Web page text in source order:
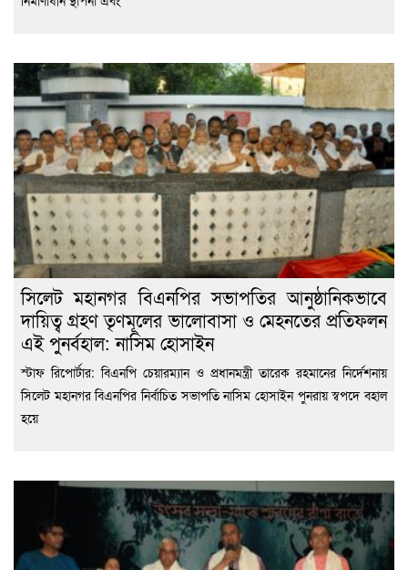
সিলেট মহানগর বিএনপির সভাপতির আনুষ্ঠানিকভাবে
দায়িত্ব গ্রহণ তৃণমূলের ভালোবাসা ও মেহনতের প্রতিফলন
এই পুনর্বহাল: নাসিম হোসাইন
স্টাফ রিপোর্টার: বিএনপি চেয়ারম্যান ও প্রধানমন্ত্রী তারেক রহমানের নির্দেশনায়
সিলেট মহানগর বিএনপির নির্বাচিত সভাপতি নাসিম হোসাইন পুনরায় স্বপদে বহাল
হয়ে